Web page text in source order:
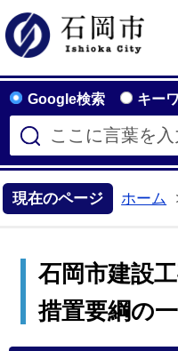
Google検索 キー
現在のページ ホーム
石岡市建設
措置要綱の